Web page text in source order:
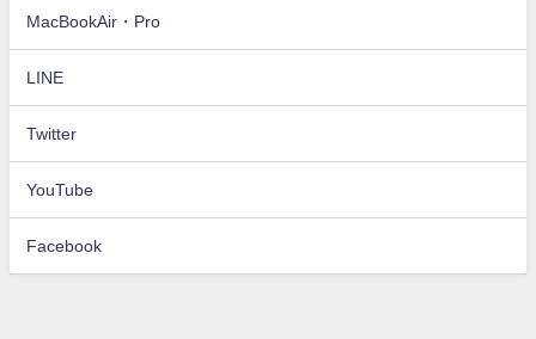
MacBookAir・Pro
LINE
Twitter
YouTube
Facebook